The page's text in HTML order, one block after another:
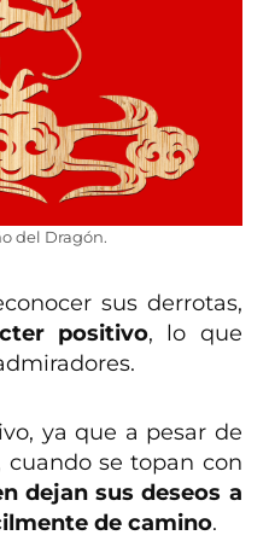
del Dragón.
sus derrotas,
positivo, lo que
ya que a pesar de
cuando se topan con
dejan sus deseos a
de camino.